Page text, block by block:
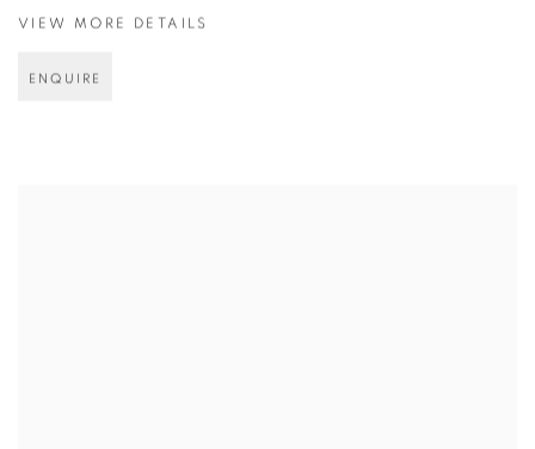
VIEW MORE DETAILS
ENQUIRE